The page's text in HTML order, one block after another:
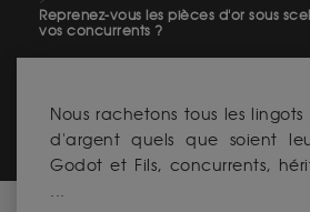
Reprenez-vous les pièces d'or sous
vos concurrents ?
Nous rachetons tous les
d'argent quels que soient
Godot et Fils, concurrents,
...